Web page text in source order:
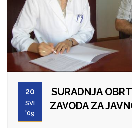
20
SVI
'09
SURADNJA
ZAVODA ZA